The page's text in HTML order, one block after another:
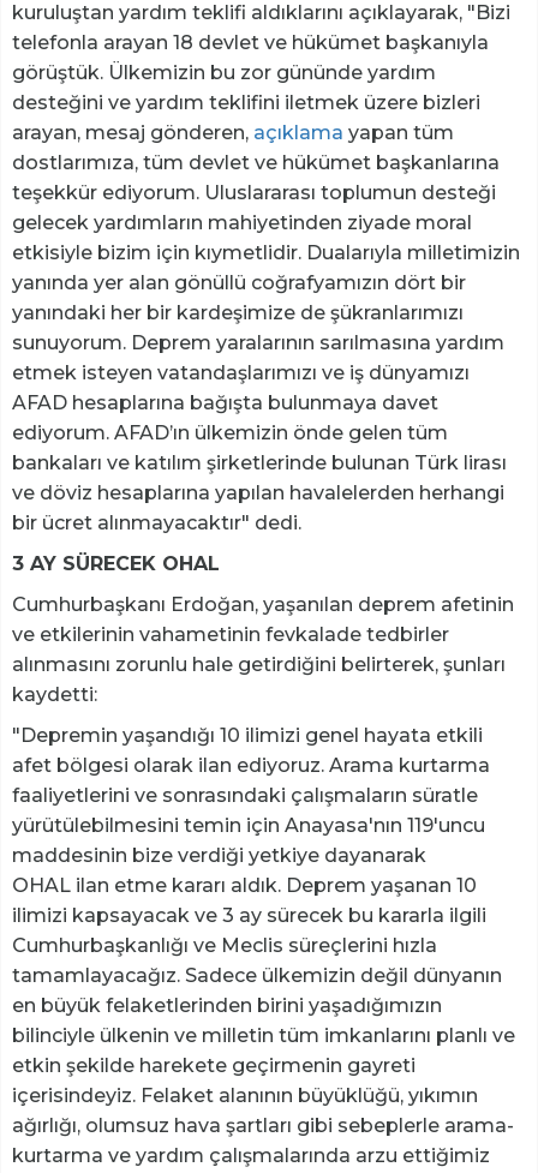
kuruluştan yardım teklifi aldıklarını açıklayarak, "Bizi
telefonla arayan 18 devlet ve hükümet başkanıyla
görüştük. Ülkemizin bu zor gününde yardım
desteğini ve yardım teklifini iletmek üzere bizleri
arayan, mesaj gönderen, açıklama yapan tüm
dostlarımıza, tüm devlet ve hükümet başkanlarına
teşekkür ediyorum. Uluslararası toplumun desteği
gelecek yardımların mahiyetinden ziyade moral
etkisiyle bizim için kıymetlidir. Dualarıyla milletimizin
yanında yer alan gönüllü coğrafyamızın dört bir
yanındaki her bir kardeşimize de şükranlarımızı
sunuyorum. Deprem yaralarının sarılmasına yardım
etmek isteyen vatandaşlarımızı ve iş dünyamızı
AFAD hesaplarına bağışta bulunmaya davet
ediyorum. AFAD’ın ülkemizin önde gelen tüm
bankaları ve katılım şirketlerinde bulunan Türk lirası
ve döviz hesaplarına yapılan havalelerden herhangi
bir ücret alınmayacaktır" dedi.
3 AY SÜRECEK OHAL
Cumhurbaşkanı Erdoğan, yaşanılan deprem afetinin
ve etkilerinin vahametinin fevkalade tedbirler
alınmasını zorunlu hale getirdiğini belirterek, şunları
kaydetti:
"Depremin yaşandığı 10 ilimizi genel hayata etkili
afet bölgesi olarak ilan ediyoruz. Arama kurtarma
faaliyetlerini ve sonrasındaki çalışmaların süratle
yürütülebilmesini temin için Anayasa'nın 119'uncu
maddesinin bize verdiği yetkiye dayanarak
OHAL ilan etme kararı aldık. Deprem yaşanan 10
ilimizi kapsayacak ve 3 ay sürecek bu kararla ilgili
Cumhurbaşkanlığı ve Meclis süreçlerini hızla
tamamlayacağız. Sadece ülkemizin değil dünyanın
en büyük felaketlerinden birini yaşadığımızın
bilinciyle ülkenin ve milletin tüm imkanlarını planlı ve
etkin şekilde harekete geçirmenin gayreti
içerisindeyiz. Felaket alanının büyüklüğü, yıkımın
ağırlığı, olumsuz hava şartları gibi sebeplerle arama-
kurtarma ve yardım çalışmalarında arzu ettiğimiz